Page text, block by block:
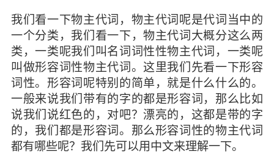
我们看一下物主代词，物主代词呢是代词当中的
一个分类，我们看一下，物主代词大概分这么两
类，一类呢我们叫名词词性性物主代词，一类呢
叫做形容词性物主代词。这里我们先看一下形容
词性。形容词呢特别的简单，就是什么什么的。
一般来说我们带有的字的都是形容词，那么比如
说我们说红色的，对吧？漂亮的，这都是带的字
的，我们都是形容词。那么形容词性的物主代词
都有哪些呢？我们先可以用中文来理解一下。